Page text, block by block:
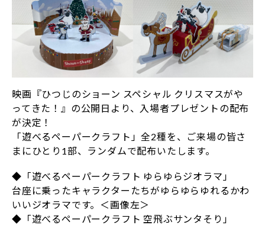
映画『ひつじのショーン スペシャル クリスマスがや
ってきた！』の公開日より、入場者プレゼントの配布
が決定！
「遊べるペーパークラフト」全2種を、ご来場の皆さ
まにひとり1部、ランダムで配布いたします。
◆「遊べるペーパークラフト ゆらゆらジオラマ」
台座に乗ったキャラクターたちがゆらゆらゆれるかわ
いいジオラマです。＜画像左＞
◆「遊べるペーパークラフト 空飛ぶサンタそり」